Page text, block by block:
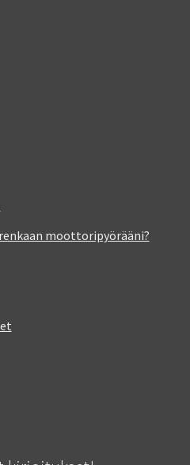
moottoripyörääni?